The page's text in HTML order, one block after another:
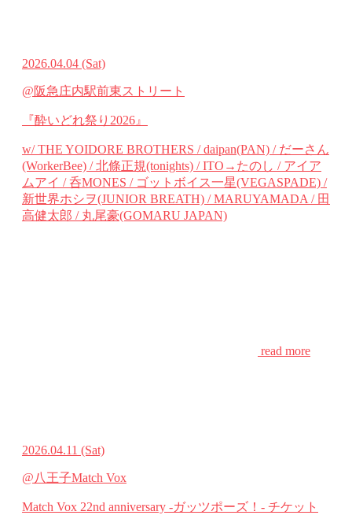
2026.04.04 (Sat)
@阪急庄内駅前東ストリート
『酔いどれ祭り2026』
w/ THE YOIDORE BROTHERS / daipan(PAN) / だーさん
(WorkerBee) / 北條正規(tonights) / ITO→たのし / アイア
ムアイ / 呑MONES / ゴットボイス一星(VEGASPADE) /
新世界ホシヲ(JUNIOR BREATH) / MARUYAMADA / 田
高健太郎 / 丸尾豪(GOMARU JAPAN)
read more
2026.04.11 (Sat)
@八王子Match Vox
Match Vox 22nd anniversary -ガッツポーズ！- チケット